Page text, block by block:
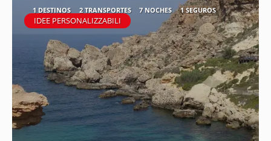
1 DESTINOS 2 TRANSPORTES 7 NOCHES 1 SEGUROS
IDEE PERSONALIZZABILI